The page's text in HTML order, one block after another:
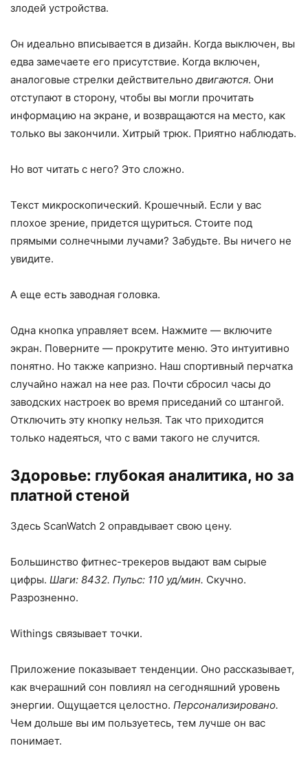
злодей устройства.
Он идеально вписывается в дизайн. Когда выключен, вы
едва замечаете его присутствие. Когда включен,
аналоговые стрелки действительнодвигаются. Они
отступают в сторону, чтобы вы могли прочитать
информацию на экране, и возвращаются на место, как
только вы закончили. Хитрый трюк. Приятно наблюдать.
Но вот читать с него? Это сложно.
Текст микроскопический. Крошечный. Если у вас
плохое зрение, придется щуриться. Стоите под
прямыми солнечными лучами? Забудьте. Вы ничего не
увидите.
А еще есть заводная головка.
Одна кнопка управляет всем. Нажмите — включите
экран. Поверните — прокрутите меню. Это интуитивно
понятно. Но также капризно. Наш спортивный перчатка
случайно нажал на нее раз. Почти сбросил часы до
заводских настроек во время приседаний со штангой.
Отключить эту кнопку нельзя. Так что приходится
только надеяться, что с вами такого не случится.
Здоровье: глубокая аналитика, но за
платной стеной
Здесь ScanWatch 2 оправдывает свою цену.
Большинство фитнес-трекеров выдают вам сырые
цифры. Шаги: 8432. Пульс: 110 уд/мин. Скучно.
Разрозненно.
Withings связывает точки.
Приложение показывает тенденции. Оно рассказывает,
как вчерашний сон повлиял на сегодняшний уровень
энергии. Ощущается целостно. Персонализировано.
Чем дольше вы им пользуетесь, тем лучше он вас
понимает.